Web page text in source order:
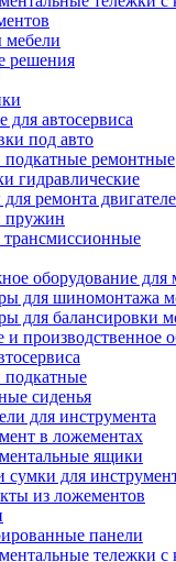
решения
для автосервиса
под авто
ремонтные
гидравлические
ремонта
пружин
оборудование для
для шиномонтажа
для балансировки
и производственное
сиденья
для инструмента
в ложементах
ящики
сумки для
из ложементов
панели
тележки с